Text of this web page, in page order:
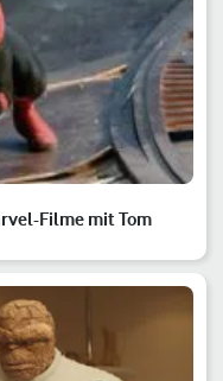
Filme mit Tom